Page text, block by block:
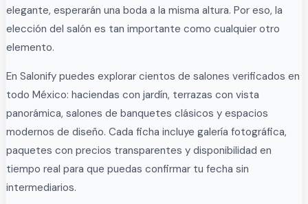
elegante, esperarán una boda a la misma altura. Por eso, la
elección del salón es tan importante como cualquier otro
elemento.
En Salonify puedes explorar cientos de salones verificados en
todo México: haciendas con jardín, terrazas con vista
panorámica, salones de banquetes clásicos y espacios
modernos de diseño. Cada ficha incluye galería fotográfica,
paquetes con precios transparentes y disponibilidad en
tiempo real para que puedas confirmar tu fecha sin
intermediarios.